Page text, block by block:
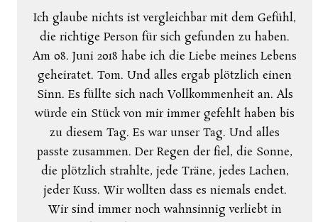
Ich glaube nichts ist vergleichbar mit dem Gefühl,
die richtige Person für sich gefunden zu haben.
Am 08. Juni 2018 habe ich die Liebe meines Lebens
geheiratet. Tom. Und alles ergab plötzlich einen
Sinn. Es füllte sich nach Vollkommenheit an. Als
würde ein Stück von mir immer gefehlt haben bis
zu diesem Tag. Es war unser Tag. Und alles
passte zusammen. Der Regen der fiel, die Sonne,
die plötzlich strahlte, jede Träne, jedes Lachen,
jeder Kuss. Wir wollten dass es niemals endet.
Wir sind immer noch wahnsinnig verliebt in